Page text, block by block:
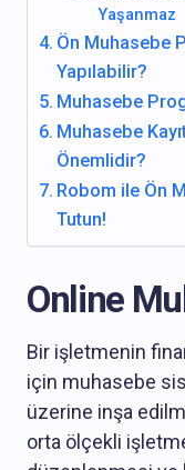
Yaşanmaz
Ön Muhasebe
Yapılabilir?
Muhasebe
Muhasebe
Önemlidir?
Robom ile Ön
Tutun!
Online
Bir işletmenin
için muhasebe
üzerine inşa
orta ölçekli